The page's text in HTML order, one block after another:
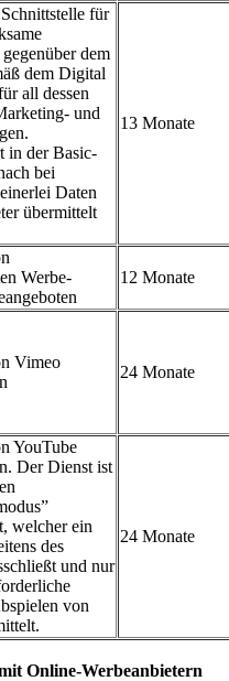
für
dem
dem Digital
all dessen
und
in der Basic-
bei
Daten
übermittelt
13 Monate
Werbe-
12 Monate
Vimeo
24 Monate
YouTube
Der Dienst ist
welcher ein
des
und nur
von
24 Monate
Online-Werbeanbietern